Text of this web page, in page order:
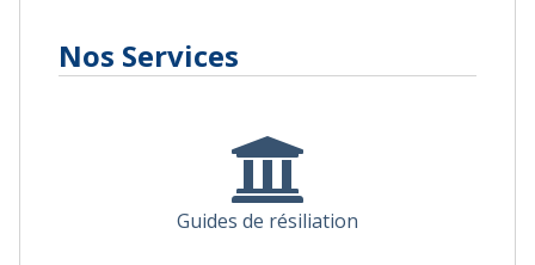
Nos Services
Guides de résiliation